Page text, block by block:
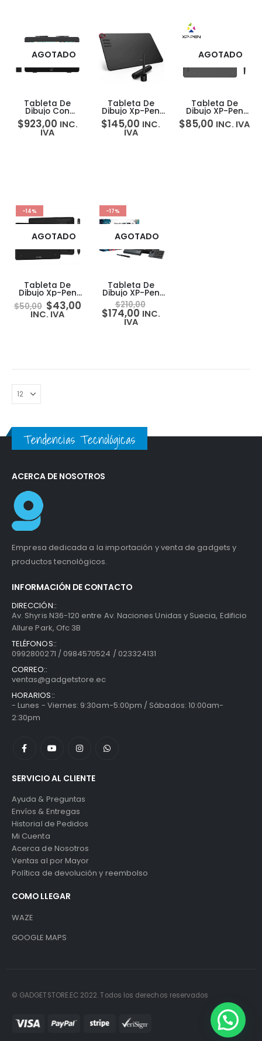
AGOTADO
Tableta De
Dibujo Con
Pantalla XP-Pen
Artist Pro 24
Gen2 165hz 16K
$923,00 INC.
IVA
Tableta De
Dibujo Xp-Pen
Deco 03
Wireless
$145,00 INC.
IVA
AGOTADO
Tableta De
Dibujo XP-Pen
Deco Deco 01 V3
16K
$85,00 INC. IVA
-14%
AGOTADO
Tableta De
Dibujo Xp-Pen
Deco Fun S
$50,00 $43,00
INC. IVA
-17%
AGOTADO
Tableta De
Dibujo XP-Pen
Deco Pro MW
2Gen BT +
Keydial ACK05
$210,00
$174,00 INC.
IVA
Tendencias Tecnológicas
ACERCA DE NOSOTROS
Empresa dedicada a la importación y venta de gadgets y
productos tecnológicos.
INFORMACIÓN DE CONTACTO
DIRECCIÓN::
Av. Shyris N36-120 entre Av. Naciones Unidas y Suecia, Edificio
Allure Park, Ofc 3B
TELÉFONOS::
0992800271 / 0984570524 / 023324131
CORREO::
ventas@gadgetstore.ec
HORARIOS::
- Lunes - Viernes: 9:30am-5:00pm / Sábados: 10:00am-
2:30pm
SERVICIO AL CLIENTE
Ayuda & Preguntas
Envíos & Entregas
Historial de Pedidos
Mi Cuenta
Acerca de Nosotros
Ventas al por Mayor
Política de devolución y reembolso
COMO LLEGAR
WAZE
GOOGLE MAPS
© GADGETSTORE.EC 2022. Todos los derechos reservados